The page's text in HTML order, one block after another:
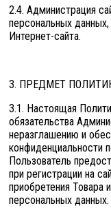
2.4. Администрация
персональных
Интернет-сайта.
3. ПРЕДМЕТ
3.1. Настоящая
обязательства
неразглашению и
конфиденциальности
Пользователь
при регистрации на
приобретения Товара
персональных данных.